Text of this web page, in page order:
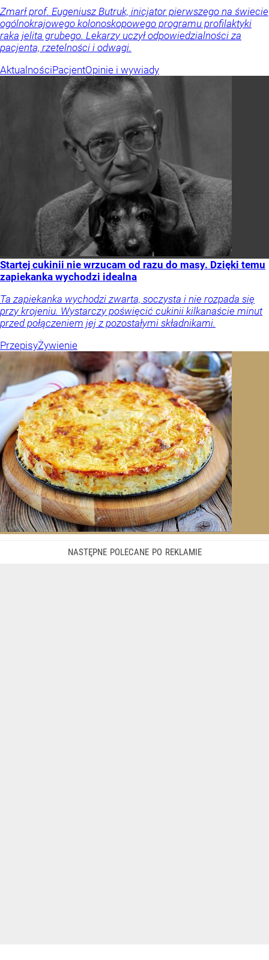
Zmarł prof. Eugeniusz Butruk, inicjator pierwszego na świecie
ogólnokrajowego kolonoskopowego programu profilaktyki
raka jelita grubego. Lekarzy uczył odpowiedzialności za
pacjenta, rzetelności i odwagi.
AktualnościPacjentOpinie i wywiady
Startej cukinii nie wrzucam od razu do masy. Dzięki temu
zapiekanka wychodzi idealna
Ta zapiekanka wychodzi zwarta, soczysta i nie rozpada się
przy krojeniu. Wystarczy poświęcić cukinii kilkanaście minut
przed połączeniem jej z pozostałymi składnikami.
PrzepisyŻywienie